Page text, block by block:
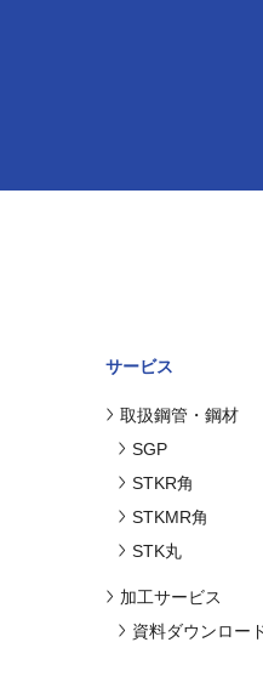
サービス
取扱鋼管・鋼材
SGP
STKR角
STKMR角
STK丸
加工サービス
資料ダウンロー